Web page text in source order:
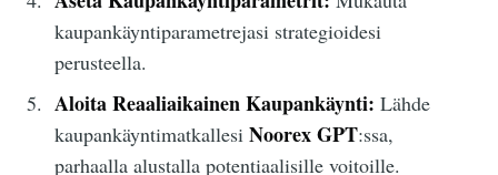
kaupankäyntiparametrejasi strategioidesi
perusteella.
Aloita Reaaliaikainen Kaupankäynti: Lähde
kaupankäyntimatkallesi Noorex GPT:ssa,
parhaalla alustalla potentiaalisille voitoille.